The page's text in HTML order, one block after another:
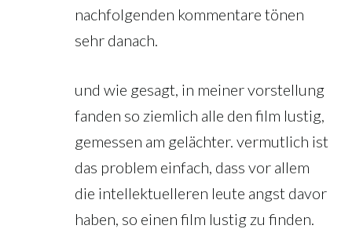
nachfolgenden kommentare tönen
sehr danach.
und wie gesagt, in meiner vorstellung
fanden so ziemlich alle den film lustig,
gemessen am gelächter. vermutlich ist
das problem einfach, dass vor allem
die intellektuelleren leute angst davor
haben, so einen film lustig zu finden.